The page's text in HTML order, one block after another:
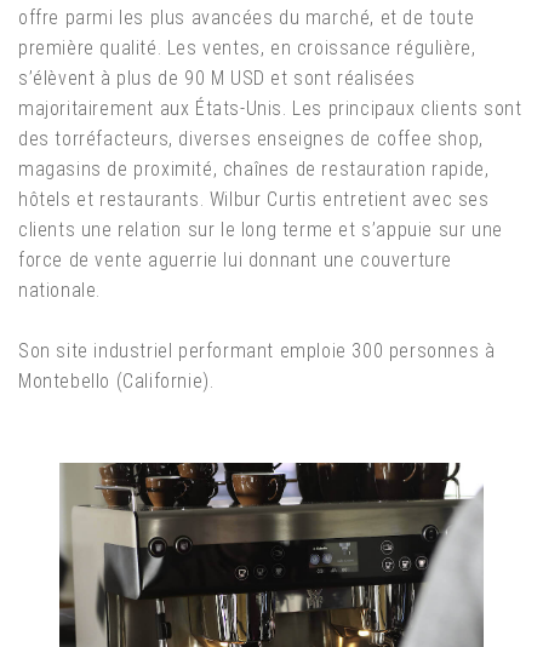
offre parmi les plus avancées du marché, et de toute
première qualité. Les ventes, en croissance régulière,
s’élèvent à plus de 90 M USD et sont réalisées
majoritairement aux États-Unis. Les principaux clients sont
des torréfacteurs, diverses enseignes de coffee shop,
magasins de proximité, chaînes de restauration rapide,
hôtels et restaurants. Wilbur Curtis entretient avec ses
clients une relation sur le long terme et s’appuie sur une
force de vente aguerrie lui donnant une couverture
nationale.
Son site industriel performant emploie 300 personnes à
Montebello (Californie).